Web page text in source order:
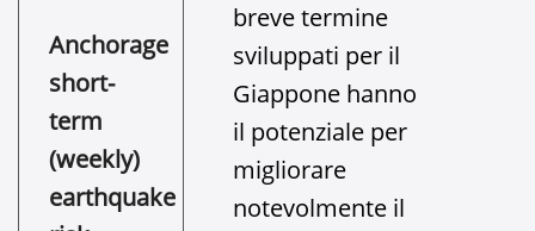
breve termine
sviluppati per il
Giappone hanno
il potenziale per
migliorare
notevolmente il
Anchorage
short-
term
(weekly)
earthquake